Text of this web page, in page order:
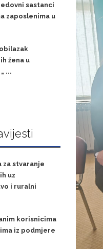
sastanci
zaposlenima u
žena u
...
za stvaranje
uz
i ruralni
korisnicima
iz podmjere